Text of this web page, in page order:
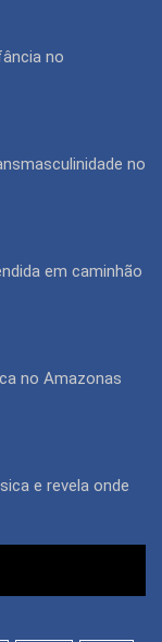
no
no
em caminhão
no Amazonas
e revela onde